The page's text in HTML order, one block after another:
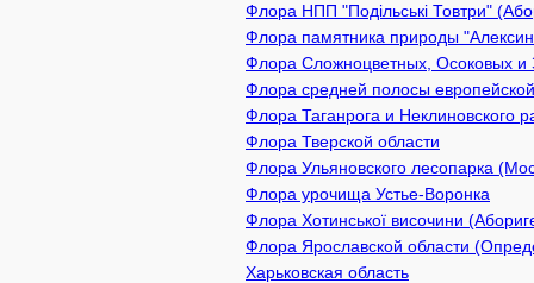
Флора НПП "Подільські Товтри"
Флора памятника природы
Флора Сложноцветных, Осоковых и
Флора средней полосы
Флора Таганрога и Неклиновского
Флора Тверской области
Флора Ульяновского лесопарка
Флора урочища Устье-Воронка
Флора Хотинської височини
Флора Ярославской области
Харьковская область